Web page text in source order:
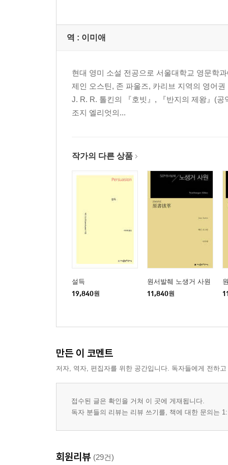
역 : 이미애
현대 영미 소설 전공으로 서울대학교 영문학
제인 오스틴, 존 파울즈, 카리브 지역의 영어
J. R. R. 톨킨의 『호빗』, 『반지의 제왕』(
조지 엘리엇의...
작가의 다른 상품
설득
19,840원
원서발췌 노생거 사원
11,840원
만든 이 코멘트
저자, 역자, 편집자를 위한 공간입니다. 독자들에게 전하
접수된 글은 확인을 거쳐 이 곳에 게재됩니다.
독자 분들의 리뷰는 리뷰 쓰기를, 책에 대한 문의는
회원리뷰 (29건)